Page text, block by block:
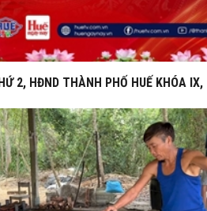
2, HĐND THÀNH PHỐ HUẾ KHÓA IX,